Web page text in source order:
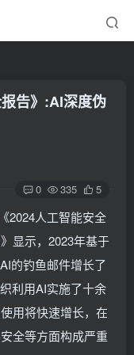
告》:AI深度伪
0 335 5
2024人工智能安全
显示，2023年基于
的钓鱼邮件增长了
利用AI实施了十余
用将快速增长，在
全等方面构成严重